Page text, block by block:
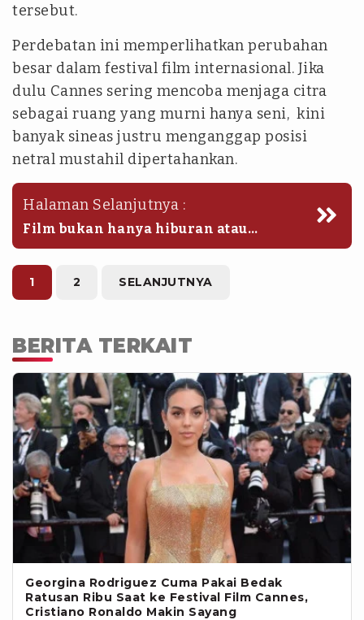
tersebut.
Perdebatan ini memperlihatkan perubahan
besar dalam festival film internasional. Jika
dulu Cannes sering mencoba menjaga citra
sebagai ruang yang murni hanya seni, kini
banyak sineas justru menganggap posisi
netral mustahil dipertahankan.
Halaman Selanjutnya :
Film bukan hanya hiburan atau
estetika visual, tetapi juga alat untuk
membaca kekuasaan, perang,
identitas, dan ketimpangan sosial.
1 2 SELANJUTNYA
BERITA TERKAIT
Georgina Rodriguez Cuma Pakai Bedak
Ratusan Ribu Saat ke Festival Film Cannes,
Cristiano Ronaldo Makin Sayang